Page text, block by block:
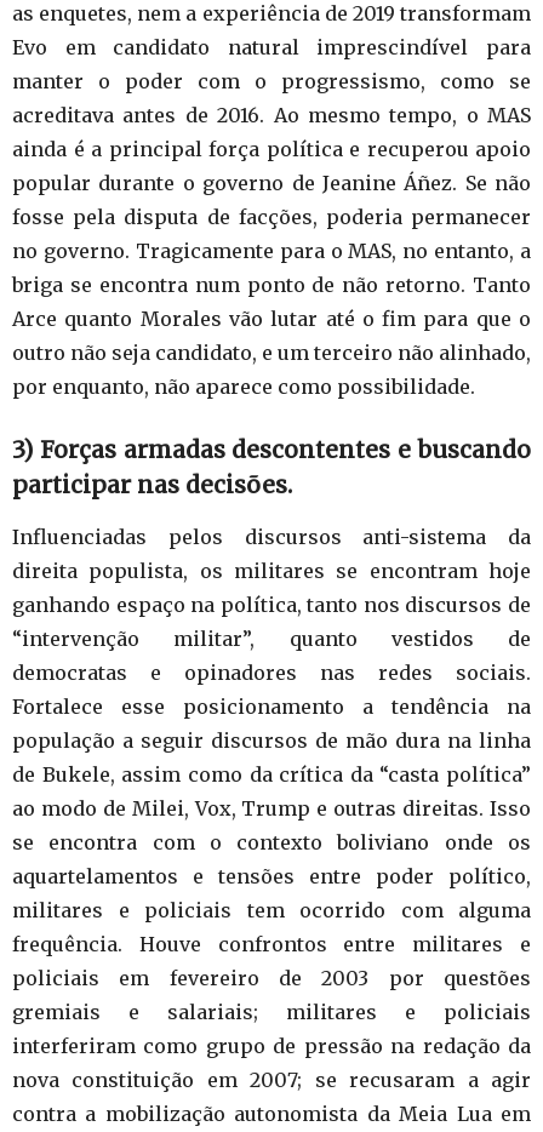
as enquetes, nem a experiência de 2019 transformam
Evo em candidato natural imprescindível para
manter o poder com o progressismo, como se
acreditava antes de 2016. Ao mesmo tempo, o MAS
ainda é a principal força política e recuperou apoio
popular durante o governo de Jeanine Áñez. Se não
fosse pela disputa de facções, poderia permanecer
no governo. Tragicamente para o MAS, no entanto, a
briga se encontra num ponto de não retorno. Tanto
Arce quanto Morales vão lutar até o fim para que o
outro não seja candidato, e um terceiro não alinhado,
por enquanto, não aparece como possibilidade.
3) Forças armadas descontentes e buscando
participar nas decisões.
Influenciadas pelos discursos anti-sistema da
direita populista, os militares se encontram hoje
ganhando espaço na política, tanto nos discursos de
“intervenção militar”, quanto vestidos de
democratas e opinadores nas redes sociais.
Fortalece esse posicionamento a tendência na
população a seguir discursos de mão dura na linha
de Bukele, assim como da crítica da “casta política”
ao modo de Milei, Vox, Trump e outras direitas. Isso
se encontra com o contexto boliviano onde os
aquartelamentos e tensões entre poder político,
militares e policiais tem ocorrido com alguma
frequência. Houve confrontos entre militares e
policiais em fevereiro de 2003 por questões
gremiais e salariais; militares e policiais
interferiram como grupo de pressão na redação da
nova constituição em 2007; se recusaram a agir
contra a mobilização autonomista da Meia Lua em